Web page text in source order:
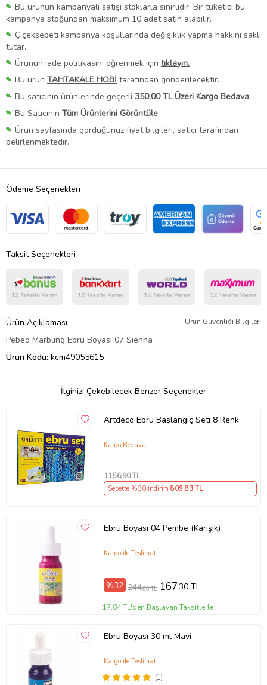
Bu ürünün kampanyalı satışı stoklarla sınırlıdır. Bir tüketici bu
kampanya stoğundan maksimum 10 adet satın alabilir.
Çiçeksepeti kampanya koşullarında değişiklik yapma hakkını saklı
tutar.
Ürünün iade politikasını öğrenmek için tıklayın.
Bu ürün TAHTAKALE HOBİ tarafından gönderilecektir.
Bu satıcının ürünlerinde geçerli 350,00 TL Üzeri Kargo Bedava
Bu Satıcının Tüm Ürünlerini Görüntüle
Ürün sayfasında gördüğünüz fiyat bilgileri, satıcı tarafından
belirlenmektedir.
Ödeme Seçenekleri
Taksit Seçenekleri
Ürün Açıklaması Ürün Güvenliği Bilgileri
Pebeo Marbling Ebru Boyası 07 Sienna
Ürün Kodu: kcm49055615
İlginizi Çekebilecek Benzer Seçenekler
Artdeco Ebru Başlangıç Seti 8 Renk
Kargo Bedava
1156,90 TL
Sepette %30 İndirim 809,83 TL
Ebru Boyası 04 Pembe (Karışık)
Kargo ile Teslimat
%32 244,60 TL 167,30 TL
17,84 TL'den Başlayan Taksitlerle
Ebru Boyası 30 ml Mavi
(1)
Kargo ile Teslimat